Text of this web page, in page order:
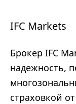
IFC Markets
Брокер IFC
надежность,
страховкой